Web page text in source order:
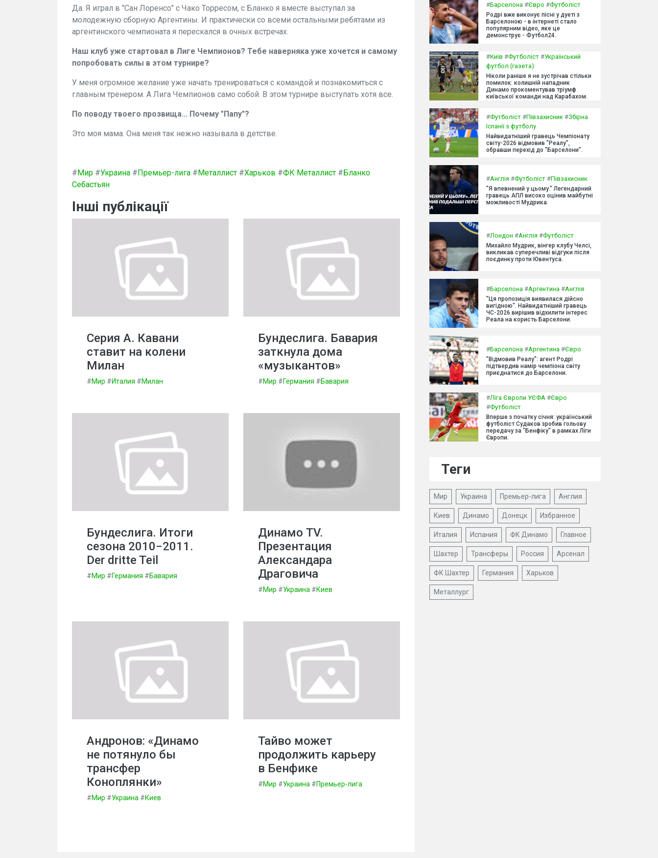
Да. Я играл в "Сан Лоренсо" с Чако Торресом, с Бланко я вместе выступал за
молодежную сборную Аргентины. И практически со всеми остальными ребятами из
аргентинского чемпионата я перескался в очных встречах.
Наш клуб уже стартовал в Лиге Чемпионов? Тебе наверняка уже хочется и самому
попробовать силы в этом турнире?
У меня огромное желание уже начать тренироваться с командой и познакомиться с
главным тренером. А Лига Чемпионов само собой. В этом турнире выступать хотя все.
По поводу твоего прозвища... Почему "Папу"?
Это моя мама. Она меня так нежно называла в детстве.
#Мир #Украина #Премьер-лига #Металлист #Харьков #ФК Металлист #Бланко
Себастьян
Інші публікації
Серия А. Кавани
ставит на колени
Милан
#Мир #Италия #Милан
Бундеслига. Бавария
заткнула дома
«музыкантов»
#Мир #Германия #Бавария
Бундеслига. Итоги
сезона 2010−2011.
Der dritte Teil
#Мир #Германия #Бавария
Динамо TV.
Презентация
Александара
Драговича
#Мир #Украина #Киев
Андронов: «Динамо
не потянуло бы
трансфер
Коноплянки»
#Мир #Украина #Киев
Тайво может
продолжить карьеру
в Бенфике
#Мир #Украина #Премьер-лига
#Барселона #Євро #Футболіст
Родрі вже виконує пісні у дуеті з
Барселоною - в інтернеті стало
популярним відео, яке це
демонструє - Футбол24.
#Київ #Футболіст #Український
футбол (газета)
Ніколи раніше я не зустрічав стільки
помилок: колишній нападник
Динамо прокоментував тріумф
київської команди над Карабахом.
#Футболіст #Півзахисник #Збірна
Іспанії з футболу
Найвидатніший гравець Чемпіонату
світу-2026 відмовив "Реалу",
обравши перехід до "Барселони".
#Англія #Футболіст #Півзахисник
"Я впевнений у цьому." Легендарний
гравець АПЛ високо оцінив майбутні
можливості Мудрика.
#Лондон #Англія #Футболіст
Михайло Мудрик, вінгер клубу Челсі,
викликав суперечливі відгуки після
поєдинку проти Ювентуса.
#Барселона #Аргентина #Англія
"Ця пропозиція виявилася дійсно
вигідною". Найвидатніший гравець
ЧС-2026 вирішив відхилити інтерес
Реала на користь Барселони.
#Барселона #Аргентина #Євро
"Відмовив Реалу": агент Родрі
підтвердив намір чемпіона світу
приєднатися до Барселони.
#Ліга Європи УЄФА #Євро
#Футболіст
Вперше з початку січня: український
футболіст Судаков зробив гольову
передачу за "Бенфіку" в рамках Ліги
Європи.
Теги
Мир Украина Премьер-лига Англия
Киев Динамо Донецк Избранное
Италия Испания ФК Динамо Главное
Шахтер Трансферы Россия Арсенал
ФК Шахтер Германия Харьков
Металлург